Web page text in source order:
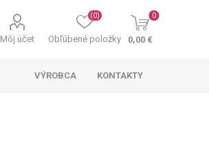
Môj účet Obľúbené položky
(0) 0
0,00 €
VÝROBCA KONTAKTY